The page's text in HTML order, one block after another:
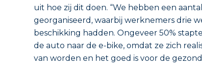
uit hoe zij dit doen. “We hebben een
georganiseerd, waarbij werknemers drie
beschikking hadden. Ongeveer 50%
de auto naar de e-bike, omdat ze zich
van worden en het goed is voor de